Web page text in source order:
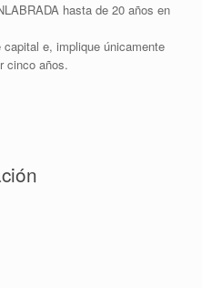
hasta de 20 años en
e, implique únicamente
cinco años.